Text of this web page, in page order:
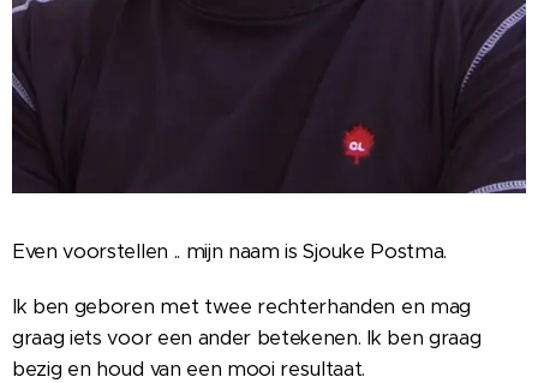
Even voorstellen .. mijn naam is Sjouke Postma.
Ik ben geboren met twee rechterhanden en mag
graag iets voor een ander betekenen. Ik ben graag
bezig en houd van een mooi resultaat.